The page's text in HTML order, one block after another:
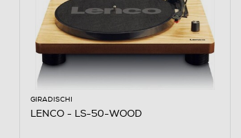
GIRADISCHI
LENCO - LS-50-WOOD